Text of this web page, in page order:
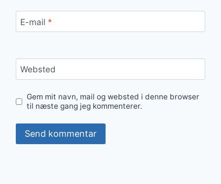
E-mail *
Websted
Gem mit navn, mail og websted i denne browser
til næste gang jeg kommenterer.